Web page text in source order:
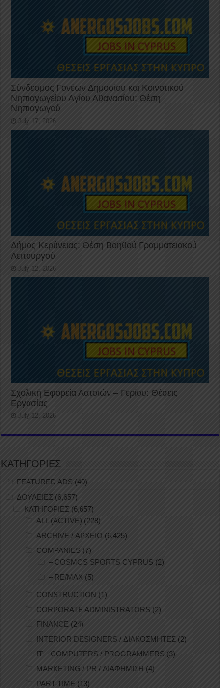
Σύνδεσμος Γονέων Δημοσίου και Κοινοτικού
Νηπιαγωγείου Αγίου Αθανασίου: Θέση
Νηπιαγωγού
July 17, 2026
Δήμος Κερύνειας: Θέση Βοηθού Γραμματειακού
Λειτουργού
July 12, 2026
Σχολική Εφορεία Λατσιών – Γερίου: Θέσεις
Εργασίας
July 12, 2026
ΚΑΤΗΓΟΡΙΕΣ
FEATURED ADS (40)
ΔΟΥΛΕΙΕΣ (6,657)
ΚΑΤΗΓΟΡΙΕΣ (6,657)
ALL (ACTIVE) (228)
ARCHIVE / ΑΡΧΕΙΟ (6,425)
COMPANIES (7)
– COSMOS SPORTS CYPRUS (2)
– RE/MAX (5)
CONSTRUCTION (1)
CORPORATE ADMINISTRATORS (2)
FINANCE (24)
INTERIOR DESIGNERS / ΔΙΑΚΟΣΜΗΤΕΣ (2)
IT – COMPUTERS / PROGRAMMERS (3)
MARKETING / PR / ΔΙΑΦΗΜΙΣΗ (4)
PART-TIME (13)